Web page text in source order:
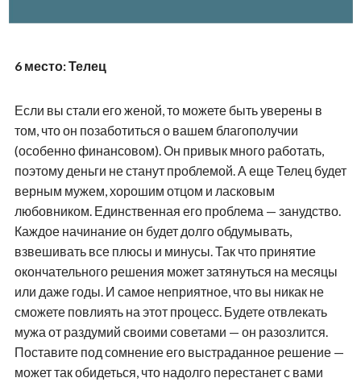
6 место: Телец
Если вы стали его женой, то можете быть уверены в
том, что он позаботиться о вашем благополучии
(особенно финансовом). Он привык много работать,
поэтому деньги не станут проблемой. А еще Телец будет
верным мужем, хорошим отцом и ласковым
любовником. Единственная его проблема — занудство.
Каждое начинание он будет долго обдумывать,
взвешивать все плюсы и минусы. Так что принятие
окончательного решения может затянуться на месяцы
или даже годы. И самое неприятное, что вы никак не
сможете повлиять на этот процесс. Будете отвлекать
мужа от раздумий своими советами — он разозлится.
Поставите под сомнение его выстраданное решение —
может так обидеться, что надолго перестанет с вами